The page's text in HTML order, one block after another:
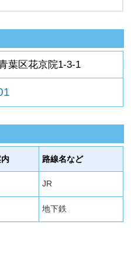
葉区花京院1-3-1
路線名など
JR
地下鉄